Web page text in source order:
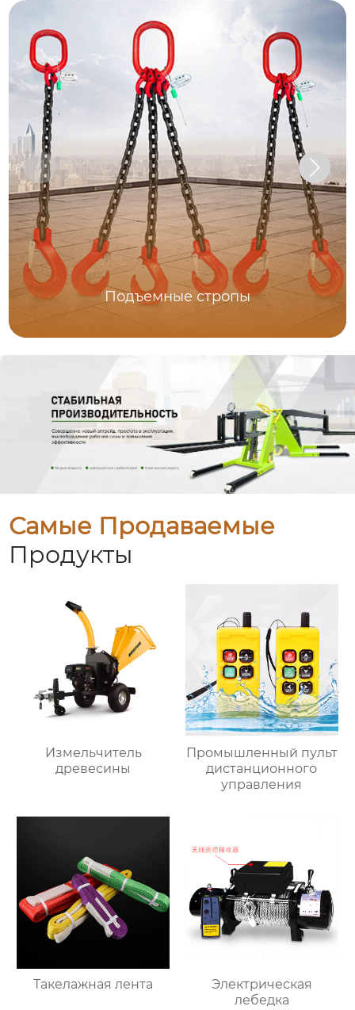
Подъемные стропы
Самые Продаваемые
Продукты
Измельчитель
древесины
Промышленный пульт
дистанционного
управления
Такелажная лента
Электрическая
лебедка